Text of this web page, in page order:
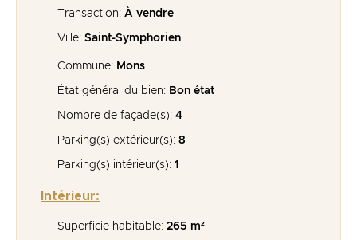
Transaction: À vendre
Ville: Saint-Symphorien
Commune: Mons
État général du bien: Bon état
Nombre de façade(s): 4
Parking(s) extérieur(s): 8
Parking(s) intérieur(s): 1
Intérieur:
Superficie habitable: 265 m²